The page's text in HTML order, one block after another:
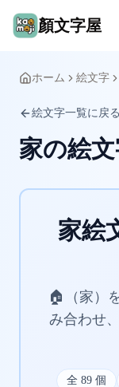
顏文字屋
ホーム 絵文字
絵文字一覧に戻る
家の絵
家絵
🏠（家）
み合わせ
全 89個